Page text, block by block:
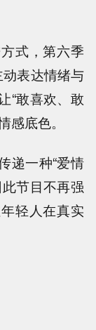
式，第六季
动表达情绪与
“敢喜欢、敢
感底色。
递一种“爱情
节目不再强
轻人在真实